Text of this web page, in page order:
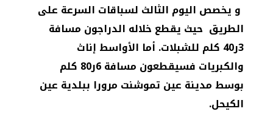
و يخصص اليوم الثالث لسباقات السرعة على
الطريق حيث يقطع خلاله الدراجون مسافة
3ر40 كلم للشبلات. أما الأواسط إناث
والكبريات فسيقطعون مسافة 6ر80 كلم
بوسط مدينة عين تموشنت مرورا ببلدية عين
الكيحل.